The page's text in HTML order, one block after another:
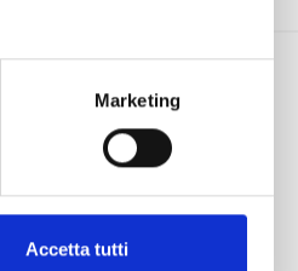
Marketing
Accetta tutti
syrus.today
syrus.dev
syrus.es
syrus.com.br
syrus.jp